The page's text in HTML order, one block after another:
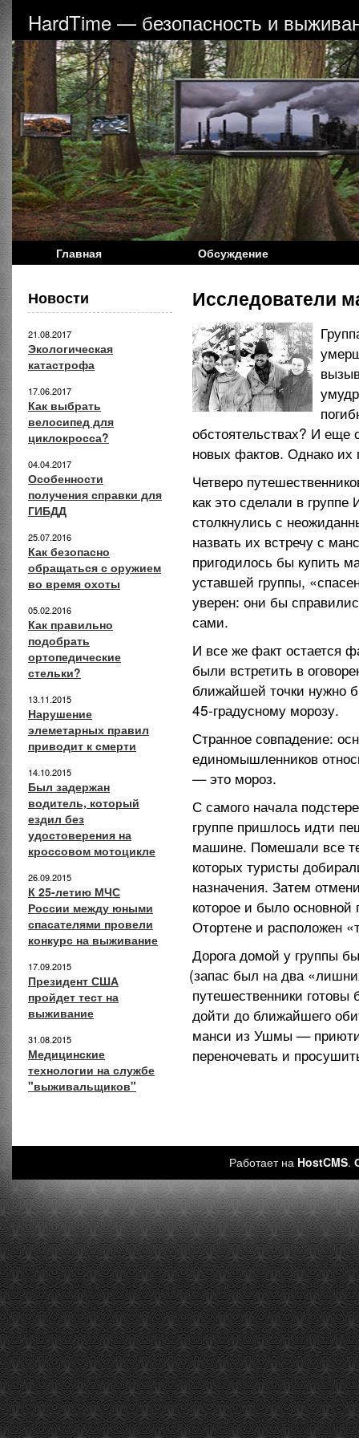
HardTime — безопасность и
Главная Обсуждение
Новости
21.08.2017
Экологическая
катастрофа
17.06.2017
Как выбрать
велосипед для
циклокросса?
04.04.2017
Особенности
получения справки для
ГИБДД
25.07.2016
Как безопасно
обращаться с оружием
во время охоты
05.02.2016
Как правильно
подобрать
ортопедические
стельки?
13.11.2015
Нарушение
элеметарных правил
приводит к смерти
14.10.2015
Был задержан
водитель, который
ездил без
удостоверения на
кроссовом мотоцикле
26.09.2015
К 25-летию МЧС
России между юными
спасателями провели
конкурс на выживание
17.09.2015
Президент США
пройдет тест на
выживание
31.08.2015
Медицинские
технологии на службе
"выживальщиков"
Исследователи
обстоятельствах? И еще
новых фактов. Однако их
Четверо
как это сделали в
столкнулись с
назвать их встречу с
пригодилось бы купить
уставшей группы,
уверен: они бы
сами.
И все же факт остается
были встретить в
ближайшей точки нужно
45-градусному морозу.
Странное совпадение:
единомышленников
— это мороз.
С самого начала
группе пришлось идти
машине. Помешали все
которых туристы
назначения. Затем
которое и было
Отортене и расположен
Дорога домой у группы
(запас был на два
путешественники
дойти до ближайшего
манси из Ушмы —
переночевать и
Работает на HostCMS.